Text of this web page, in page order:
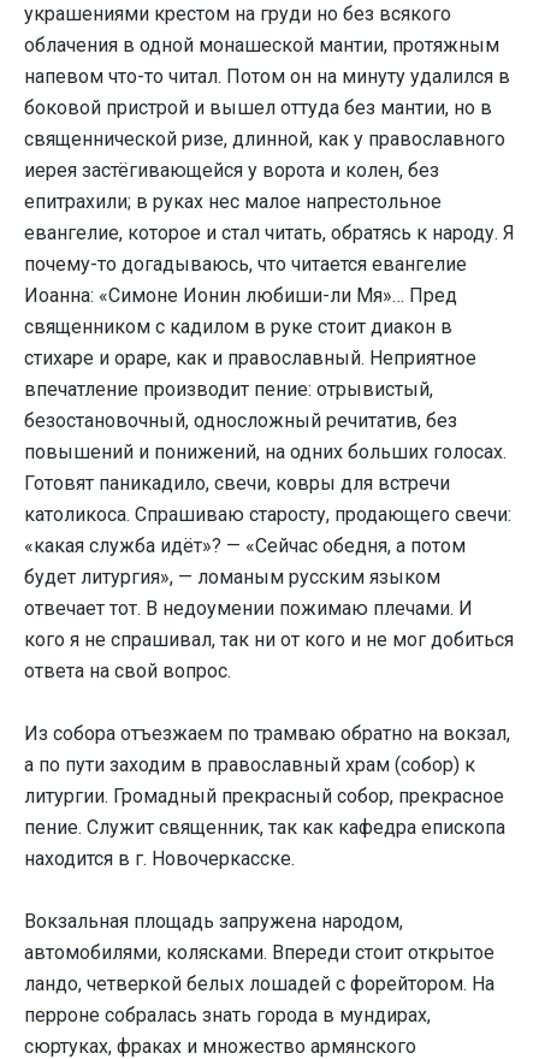
украшениями крестом на груди но без всякого
облачения в одной монашеской мантии, протяжным
напевом что-то читал. Потом он на минуту удалился в
боковой пристрой и вышел оттуда без мантии, но в
священнической ризе, длинной, как у православного
иерея застёгивающейся у ворота и колен, без
епитрахили; в руках нес малое напрестольное
евангелие, которое и стал читать, обратясь к народу. Я
почему-то догадываюсь, что читается евангелие
Иоанна: «Симоне Ионин любиши-ли Мя»… Пред
священником с кадилом в руке стоит диакон в
стихаре и ораре, как и православный. Неприятное
впечатление производит пение: отрывистый,
безостановочный, односложный речитатив, без
повышений и понижений, на одних больших голосах.
Готовят паникадило, свечи, ковры для встречи
католикоса. Спрашиваю старосту, продающего свечи:
«какая служба идёт»? — «Сейчас обедня, а потом
будет литургия», — ломаным русским языком
отвечает тот. В недоумении пожимаю плечами. И
кого я не спрашивал, так ни от кого и не мог добиться
ответа на свой вопрос.
Из собора отъезжаем по трамваю обратно на вокзал,
а по пути заходим в православный храм (собор) к
литургии. Громадный прекрасный собор, прекрасное
пение. Служит священник, так как кафедра епископа
находится в г. Новочеркасске.
Вокзальная площадь запружена народом,
автомобилями, колясками. Впереди стоит открытое
ландо, четверкой белых лошадей с форейтором. На
перроне собралась знать города в мундирах,
сюртуках, фраках и множество армянского